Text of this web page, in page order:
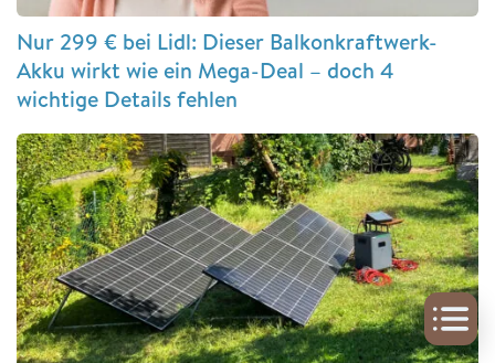
Nur 299 € bei Lidl: Dieser Balkonkraftwerk-
Akku wirkt wie ein Mega-Deal – doch 4
wichtige Details fehlen